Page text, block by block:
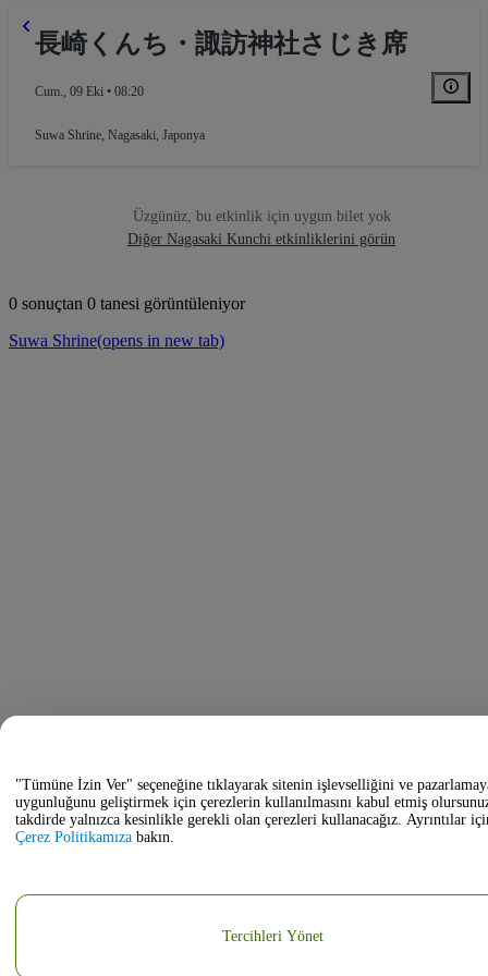
長崎くんち・諏訪神社さじき席
Cum., 09 Eki • 08:20
Suwa Shrine, Nagasaki, Japonya
Üzgünüz, bu etkinlik için uygun bilet yok
Diğer Nagasaki Kunchi etkinliklerini görün
0 sonuçtan 0 tanesi görüntüleniyor
Suwa Shrine(opens in new tab)
"Tümüne İzin Ver" seçeneğine tıklayarak sitenin işlevselliğini ve
uygunluğunu geliştirmek için çerezlerin kullanılmasını kabul etmiş
takdirde yalnızca kesinlikle gerekli olan çerezleri kullanacağız. Ayrıntılar
Çerez Politikamıza bakın.
Tercihleri Yönet